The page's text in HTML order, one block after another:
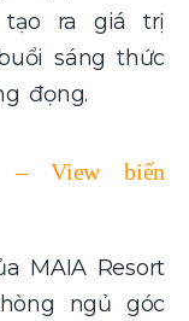
tạo ra giá trị
sáng thức
đọng.
– View biển
MAIA Resort
ngủ góc